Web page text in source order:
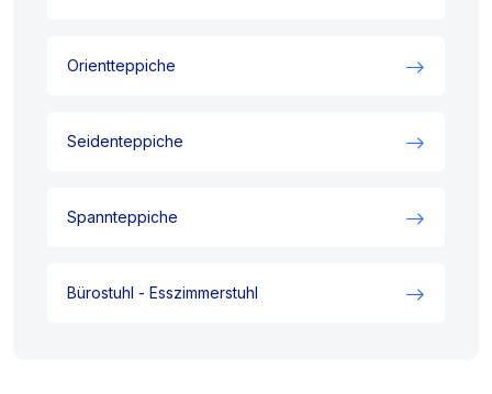
Orientteppiche
Seidenteppiche
Spannteppiche
Bürostuhl - Esszimmerstuhl